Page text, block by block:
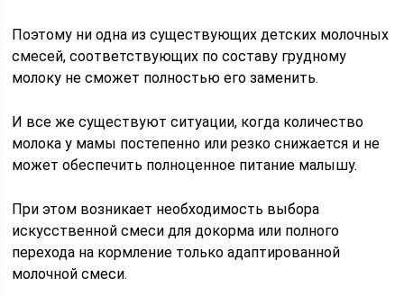
Поэтому ни одна из существующих детских молочных
смесей, соответствующих по составу грудному
молоку не сможет полностью его заменить.
И все же существуют ситуации, когда количество
молока у мамы постепенно или резко снижается и не
может обеспечить полноценное питание малышу.
При этом возникает необходимость выбора
искусственной смеси для докорма или полного
перехода на кормление только адаптированной
молочной смеси.